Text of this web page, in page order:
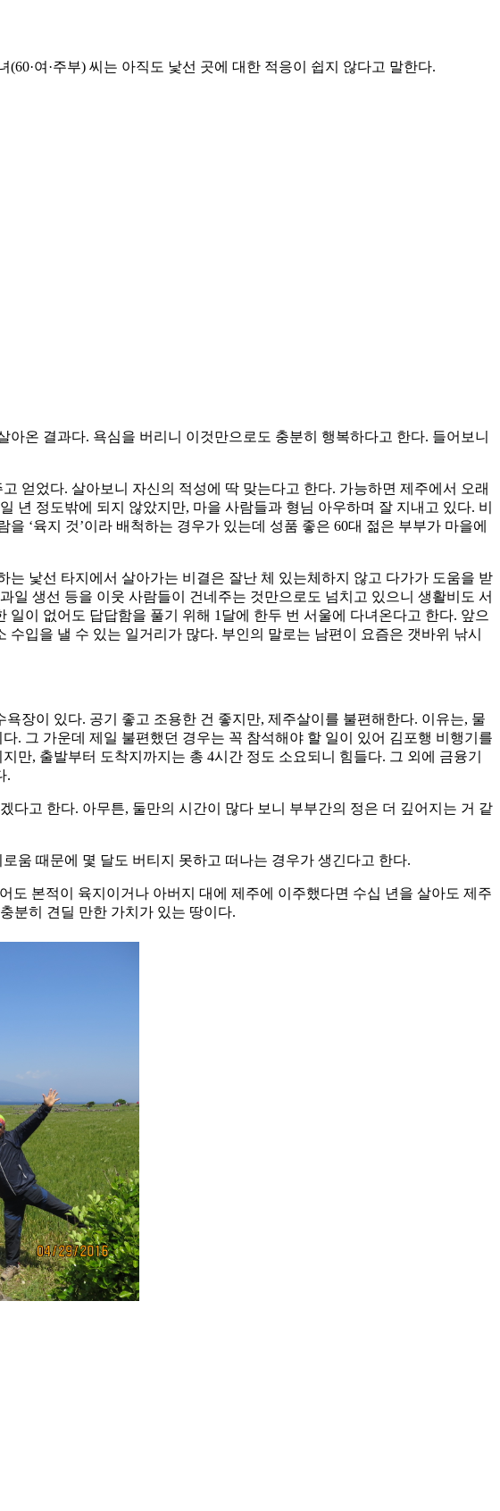
여·주부) 씨는 아직도 낯선 곳에 대한 적응이 쉽지 않다고 말한다.
온 결과다. 욕심을 버리니 이것만으로도 충분히 행복하다고 한다. 들어보니
얻었다. 살아보니 자신의 적성에 딱 맞는다고 한다. 가능하면 제주에서 오래
년 정도밖에 되지 않았지만, 마을 사람들과 형님 아우하며 잘 지내고 있다. 비
‘육지 것’이라 배척하는 경우가 있는데 성품 좋은 60대 젊은 부부가 마을에
낯선 타지에서 살아가는 비결은 잘난 체 있는체하지 않고 다가가 도움을 받
생선 등을 이웃 사람들이 건네주는 것만으로도 넘치고 있으니 생활비도 서
이 없어도 답답함을 풀기 위해 1달에 한두 번 서울에 다녀온다고 한다. 앞으
입을 낼 수 있는 일거리가 많다. 부인의 말로는 남편이 요즘은 갯바위 낚시
장이 있다. 공기 좋고 조용한 건 좋지만, 제주살이를 불편해한다. 이유는, 물
. 그 가운데 제일 불편했던 경우는 꼭 참석해야 할 일이 있어 김포행 비행기를
, 출발부터 도착지까지는 총 4시간 정도 소요되니 힘들다. 그 외에 금융기
.
고 한다. 아무튼, 둘만의 시간이 많다 보니 부부간의 정은 더 깊어지는 거 같
움 때문에 몇 달도 버티지 못하고 떠나는 경우가 생긴다고 한다.
도 본적이 육지이거나 아버지 대에 제주에 이주했다면 수십 년을 살아도 제주
분히 견딜 만한 가치가 있는 땅이다.